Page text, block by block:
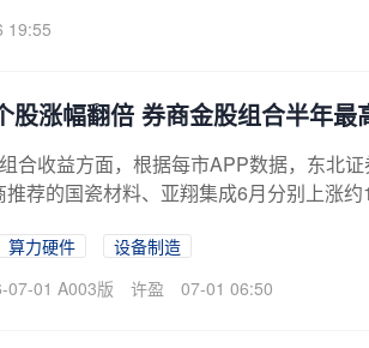
19:55
股涨幅翻倍 券商金股组合半年最
合收益方面，根据每市APP数据，东北
推荐的国瓷材料、亚翔集成6月分别上涨
算力硬件
设备制造
07-01 A003版
许盈 07-01 06:50